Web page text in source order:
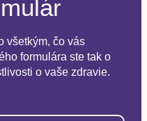
všetkým, čo vás
formulára ste tak o
o vaše zdravie.